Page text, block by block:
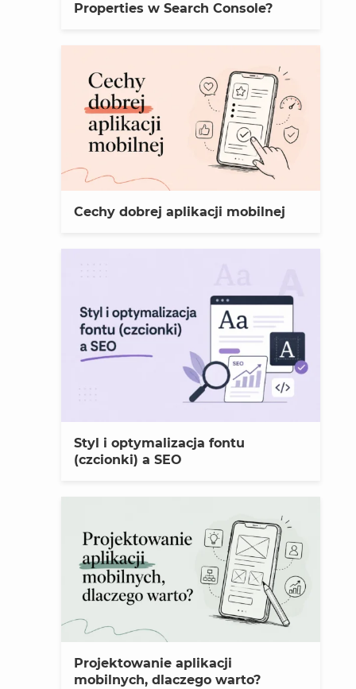
Properties w Search Console?
Cechy dobrej aplikacji mobilnej
Styl i optymalizacja fontu
(czcionki) a SEO
Projektowanie aplikacji
mobilnych, dlaczego warto?